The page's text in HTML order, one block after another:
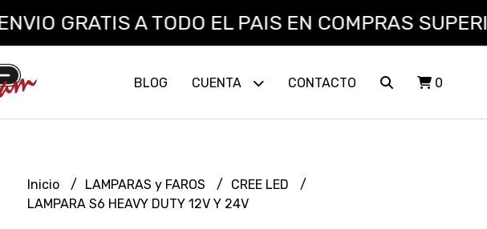
GRATIS A TODO EL PAIS EN COMPRAS
BLOG CUENTA CONTACTO 0
Inicio LAMPARAS y FAROS
CREE LED
LAMPARA S6 HEAVY DUTY 12V Y 24V